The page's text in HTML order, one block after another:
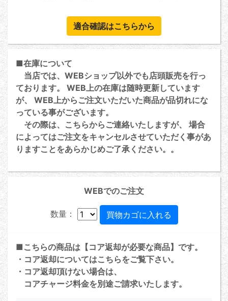
適合確認はこちらから
■在庫について
当店では、WEBショップ以外でも店頭販売を行っ
ております。 WEB上の在庫は随時更新しています
が、 WEB上からご注文いただいた商品が品切れにな
っている事がございます。
その際は、こちらからご連絡いたしますが、 場合
によってはご注文をキャンセルさせていただく事があ
りますことをあらかじめご了承ください。。
WEBでのご注文
数量：
■こちらの商品は【コア返却が必要な商品】です。
・コア返却についてはこちらをご覧下さい。
・コア返却頂けない場合は、
コアチャージ料金を別途ご請求いたします。